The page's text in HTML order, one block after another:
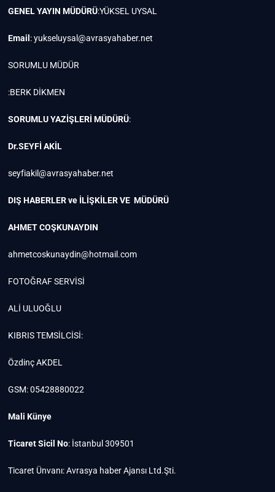
GENEL YAYIN MÜDÜRÜ:YÜKSEL UYSAL
Email :yukseluysal@avrasyahaber.net
SORUMLU MÜDÜR
:BERK DİKMEN
SORUMLU YAZİŞLERİ MÜDÜRÜ:
Dr.SEYFİ AKİL
seyfiakil@avrasyahaber.net
DIŞ HABERLER ve İLİŞKİLER VE MÜDÜRÜ
AHMET COŞKUNAYDIN
ahmetcoskunaydin@hotmail.com
FOTOĞRAF SERVİSİ
ALİ ULUOĞLU
KIBRIS TEMSİLCİSİ:
Özdinç AKDEL
GSM: 05428880022
Mali Künye
Ticaret Sicil No: İstanbul 309501
Ticaret Ünvanı: Avrasya haber Ajansı Ltd.Şti.